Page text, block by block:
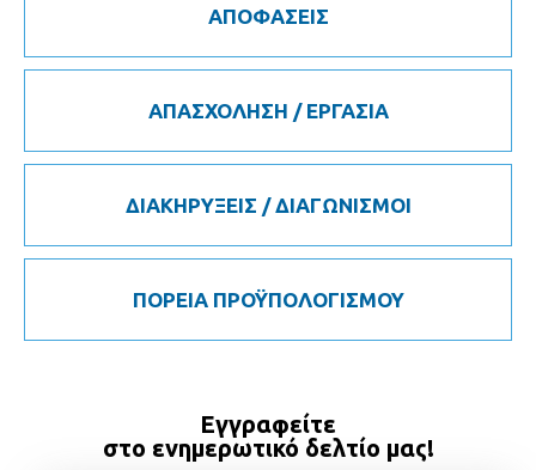
ΑΠΟΦΑΣΕΙΣ
ΑΠΑΣΧΟΛΗΣΗ / ΕΡΓΑΣΙΑ
ΔΙΑΚΗΡΥΞΕΙΣ / ΔΙΑΓΩΝΙΣΜΟΙ
ΠΟΡΕΙΑ ΠΡΟΫΠΟΛΟΓΙΣΜΟΥ
Εγγραφείτε
στο ενημερωτικό δελτίο μας!